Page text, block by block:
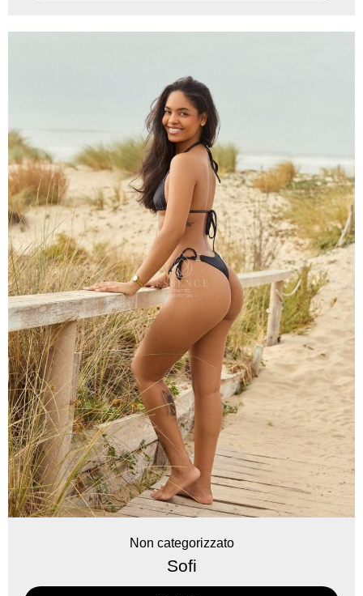
Non categorizzato
Sofi